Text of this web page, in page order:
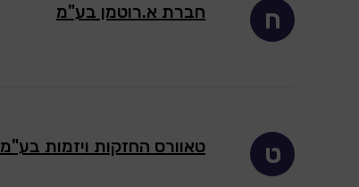
ח חברת א.רוטמן בע"מ
ט טאוורס החזקות ויזמות בע"מ